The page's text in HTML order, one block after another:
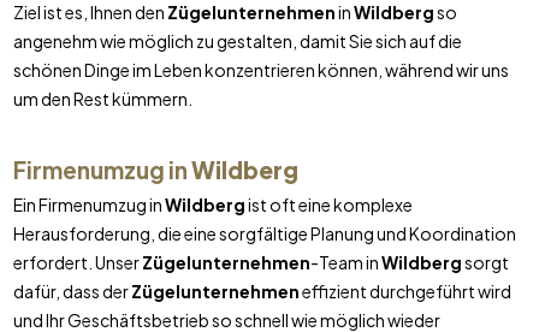
Ziel ist es, Ihnen den ZügelunternehmeninWildbergso
angenehm wie möglich zu gestalten, damit Sie sich auf die
schönen Dinge im Leben konzentrieren können, während wir uns
um den Rest kümmern.
Firmenumzug inWildberg
Ein Firmenumzug inWildbergist oft eine komplexe
Herausforderung, die eine sorgfältige Planung und Koordination
erfordert. UnserZügelunternehmen-Team inWildbergsorgt
dafür, dass derZügelunternehmeneffizient durchgeführt wird
und Ihr Geschäftsbetrieb so schnell wie möglich wieder